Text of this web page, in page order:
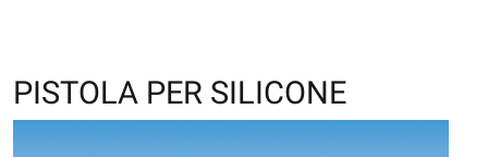
PISTOLA PER SILICONE